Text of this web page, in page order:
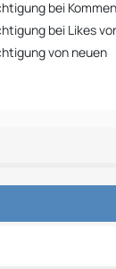
bei
bei Likes
von neuen